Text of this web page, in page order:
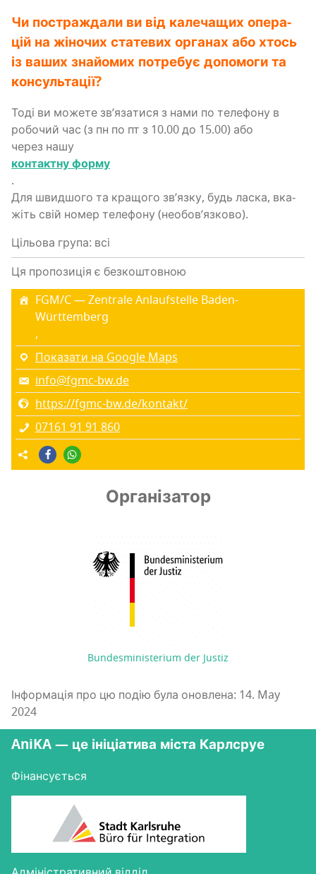
Чи постра­жда­ли ви від кале­ча­щих опе­ра­
цій на жіно­чих ста­те­вих орга­нах або хтось
із ваших зна­йо­мих потре­бує допо­мо­ги та
консультації?
Тоді ви може­те зв’я­за­ти­ся з нами по теле­фо­ну в
робо­чий час (з пн по пт з 10.00 до 15.00) або
через нашу
кон­та­ктну форму
.
Для швид­шо­го та кра­що­го зв’яз­ку, будь ласка, вка­
жіть свій номер теле­фо­ну (нео­бо­в’яз­ко­во).
Цільова група: всі
Ця пропозиція є безкоштовною
FGM/C — Zentrale Anlaufstelle Baden-
Württemberg
,
Показати на Google Maps
info@fgmc-bw.de
https://fgmc-bw.de/kontakt/
07161 91 91 860
Організатор
Bundesministerium der Justiz
Інформація про цю подію була оновлена: 14. May
2024
AniKA — це ініціатива міста Карлсруе
Фінансується